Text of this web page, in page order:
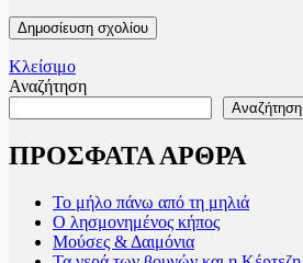
Κλείσιμο
Αναζήτηση
Αναζήτηση
ΠΡΟΣΦΑΤΑ ΑΡΘΡΑ
Το μήλο πάνω από τη μηλιά
Ο λησμονημένος κήπος
Μούσες & Δαιμόνια